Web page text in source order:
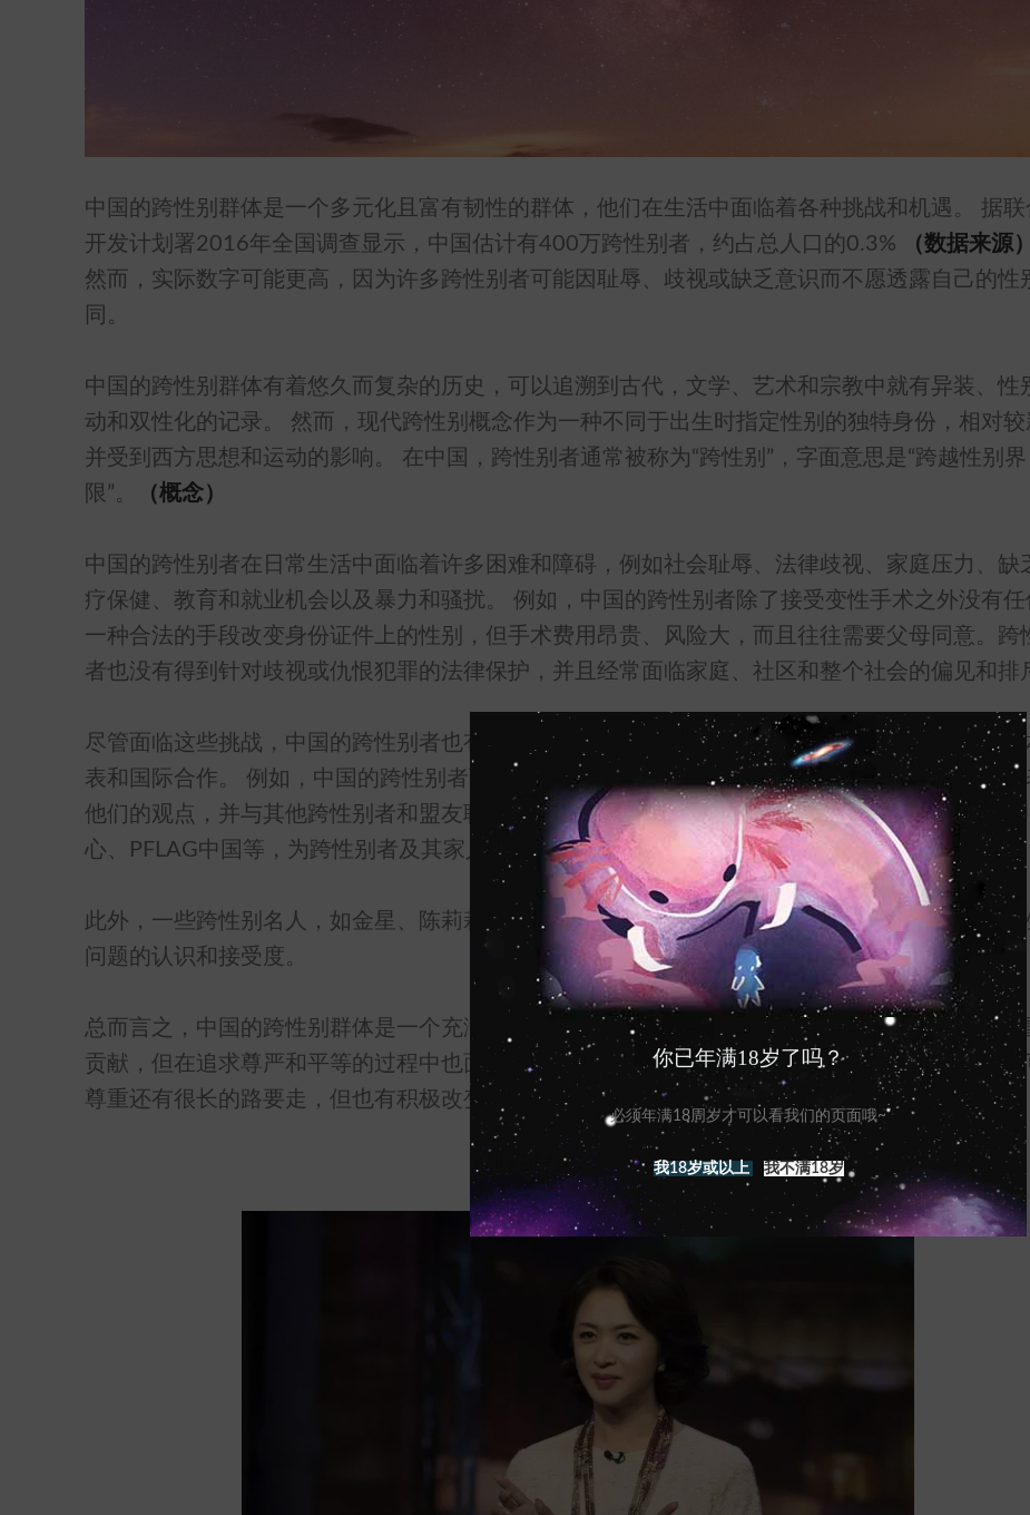
你已年满18岁了吗？
必须年满18周岁才可以看我们的页面哦~
我18岁或以上 我不满18岁
中国的跨性别群体是一个多元化且富有韧性的群体，他们在生活中面临着各种挑战和机遇。 据联
开发计划署2016年全国调查显示，中国估计有400万跨性别者，约占总人口的0.3%
（数据来源）
然而，实际数字可能更高，因为许多跨性别者可能因耻辱、歧视或缺乏意识而不愿透露自己的性
同。
中国的跨性别群体有着悠久而复杂的历史，可以追溯到古代，文学、艺术和宗教中就有异装、性
动和双性化的记录。 然而，现代跨性别概念作为一种不同于出生时指定性别的独特身份，相对较
并受到西方思想和运动的影响。 在中国，跨性别者通常被称为“跨性别”，字面意思是“跨越性别界
限”。
（概念）
中国的跨性别者在日常生活中面临着许多困难和障碍，例如社会耻辱、法律歧视、家庭压力、缺
疗保健、教育和就业机会以及暴力和骚扰。 例如，中国的跨性别者除了接受变性手术之外没有任
一种合法的手段改变身份证件上的性别，但手术费用昂贵、风险大，而且往往需要父母同意。跨
者也没有得到针对歧视或仇恨犯罪的法律保护，并且经常面临家庭、社区和整个社会的偏见和排
尽管面临这些挑战，中国的跨性别者也有一些支持和赋权的来源，例如网络平台、草根组织、媒
表和国际合作。 例如，中国的跨性别者可以使用微博、微信和抖音等社交媒体分享他们的故事，
他们的观点，并与其他跨性别者和盟友联系。还有一些非政府组织，如北京LGBT中心、跨性别中
心、PFLAG中国等，为跨性别者及其家人提供服务、宣传和教育。
此外，一些跨性别名人，如金星、陈莉莉等，在娱乐圈中获得了知名度和认可，提高了公众对跨
问题的认识和接受度。
总而言之，中国的跨性别群体是一个充满活力和多元化的群体，他们为中国的文化和社会做出了
贡献，但在追求尊严和平等的过程中也面临着许多挑战和障碍。 中国要实现对跨性别者的充分认
尊重还有很长的路要走，但也有积极改变的希望和潜力。